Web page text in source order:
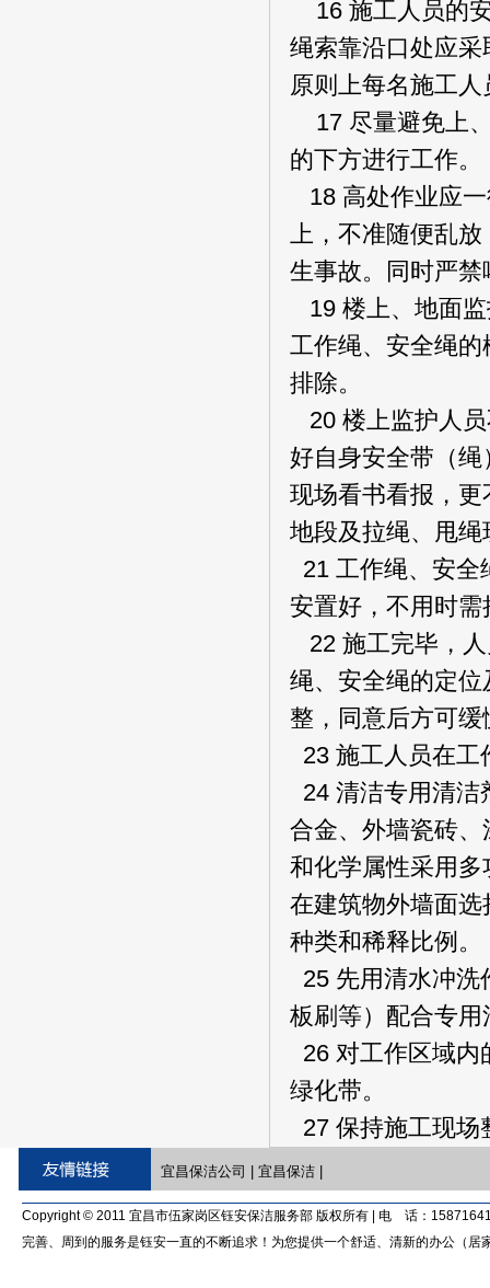
16 施工人员的
绳索靠沿口处应
原则上每名施工
17 尽量避免上
的下方进行工作。
18 高处作业应
上，不准随便乱
生事故。同时严
19 楼上、地面
工作绳、安全绳
排除。
20 楼上监护人
好自身安全带（
现场看书看报，
地段及拉绳、甩绳
21 工作绳、安全
安置好，不用时
22 施工完毕，
绳、安全绳的定
整，同意后方可
23 施工人员在工
24 清洁专用清洁
合金、外墙瓷砖
和化学属性采用
在建筑物外墙面
种类和稀释比例。
25 先用清水冲洗
板刷等）配合专
26 对工作区域内
绿化带。
27 保持施工现场
宜昌保洁公司 宜昌保洁|
Copyright © 2011 宜昌市伍家岗区钰安保洁服务部 版权所有 | 电 话：
完善、周到的服务是钰安一直的不断追求！为您提供一个舒适、清新的办公（